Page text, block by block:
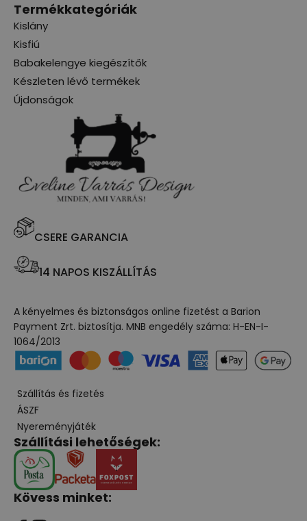
Termékkategóriák
Kislány
Kisfiú
Babakelengye kiegészítők
Készleten lévő termékek
Újdonságok
CSERE GARANCIA
14 NAPOS KISZÁLLÍTÁS
A kényelmes és biztonságos online fizetést a Barion
Payment Zrt. biztosítja. MNB engedély száma: H-EN-I-
1064/2013
Szállítás és fizetés
ÁSZF
Nyereményjáték
Szállítási lehetőségek:
Kövess minket: